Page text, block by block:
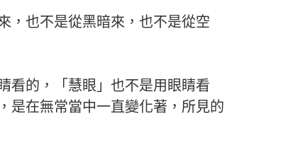
，也不是從黑暗來，也不是從空
看的，「慧眼」也不是用眼睛看
是在無常當中一直變化著，所見的